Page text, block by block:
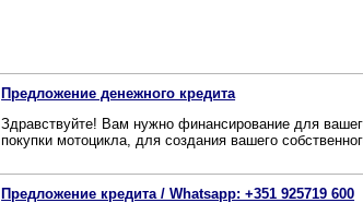
Предложение денежного кредита
Здравствуйте! Вам нужно финансирование для
покупки мотоцикла, для создания вашего
Предложение кредита / Whatsapp: +351 925719 600